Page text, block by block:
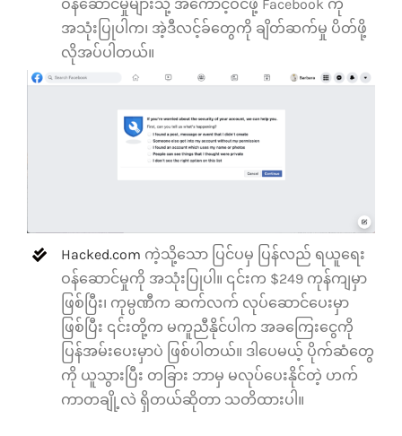
ဝန်ဆောင်မှုများသို့ အကောင့်ဝင်ဖို့ Facebook ကို
အသုံးပြုပါက၊ အဲ့ဒီလင့်ခ်တွေကို ချိတ်ဆက်မှု ပိတ်ဖို့
လိုအပ်ပါတယ်။
Hacked.com ကဲ့သို့သော ပြင်ပမှ ပြန်လည် ရယူရေး
ဝန်ဆောင်မှုကို အသုံးပြုပါ။ ၎င်းက $249 ကုန်ကျမှာ
ဖြစ်ပြီး၊ ကုမ္ပဏီက ဆက်လက် လုပ်ဆောင်ပေးမှာ
ဖြစ်ပြီး ၎င်းတို့က မကူညီနိုင်ပါက အခကြေးငွေကို
ပြန်အမ်းပေးမှာပဲ ဖြစ်ပါတယ်။ ဒါပေမယ့် ပိုက်ဆံတွေ
ကို ယူသွားပြီး တခြား ဘာမှ မလုပ်ပေးနိုင်တဲ့ ဟက်
ကာတချို့လဲ ရှိတယ်ဆိုတာ သတိထားပါ။